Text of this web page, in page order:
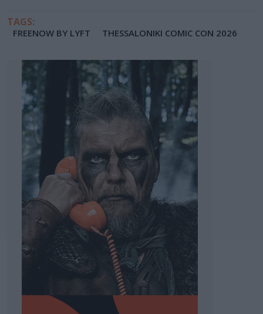
TAGS:
FREENOW BY LYFT THESSALONIKI COMIC CON 2026